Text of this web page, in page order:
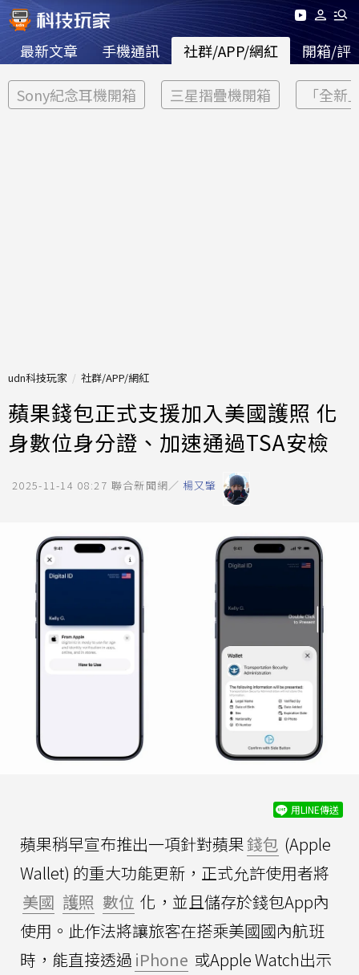
最新文章 手機通訊 社群/APP/網紅 開箱/評
Sony紀念耳機開箱 三星摺疊機開箱 「全新
udn科技玩家 社群/APP/網紅
蘋果錢包正式支援加入美國護照 化
身數位身分證、加速通過TSA安檢
2025-11-14 08:27 聯合新聞網／ 楊又肇
用LINE傳送
蘋果稍早宣布推出一項針對蘋果錢包 (Apple
Wallet) 的重大功能更新，正式允許使用者將
美國 護照 數位 化，並且儲存於錢包App內
使用。此作法將讓旅客在搭乘美國國內航班
時，能直接透過 iPhone 或Apple Watch出示